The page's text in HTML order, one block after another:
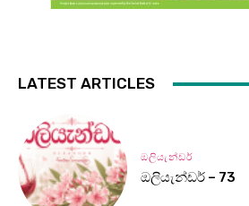
LATEST ARTICLES
ඔලියැන්ඩර්
ඔලියැන්ඩර් – 73